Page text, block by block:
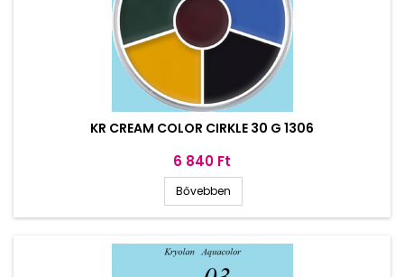
KR CREAM COLOR CIRKLE 30 G 1306
Ár
6 840 Ft
Bővebben